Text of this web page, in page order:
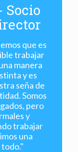
Socio
que es
trabajar
manera
y es
seña de
Somos
pero
y
trabajar
una